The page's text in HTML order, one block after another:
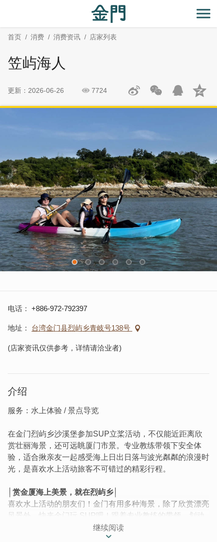
主
开
首页 消费 消费资讯 店家列表
笠屿海人
更新：2026-06-26 7724
社
电话 +886-972-792397
地址 台湾金门县烈屿乡青岐号138号
(店家资讯仅供参考，详情请洽业者)
介绍
服务：水上体验 / 景点导览
在金门烈屿乡沙溪堡参加SUP立桨活动，不仅能近距离欣
赏壮丽海景，还可远眺厦门市景。专业教练带领下安全体
验，适合揪亲友一起感受海上日出日落与波光粼粼的浪漫时
光，是喜欢水上活动旅客不可错过的精彩行程。
│赏金厦海上美景，就在烈屿乡│
喜欢水上活动的朋友们！金门有用多种海景，除了欣赏漂亮
风景外，快来金门玩 SUP吧！跟着专业教练的带领，划动
你的船桨朝大海的方向去探险~
继续阅读